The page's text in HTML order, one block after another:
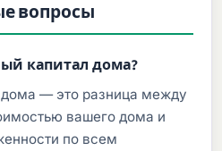
вопросы
капитал дома?
— это разница между
вашего дома и
по всем